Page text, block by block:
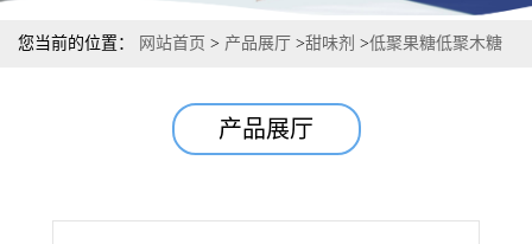
您当前的位置： 网站首页 > 产品展厅 >甜味剂 >低聚果糖低聚木糖
产品展厅